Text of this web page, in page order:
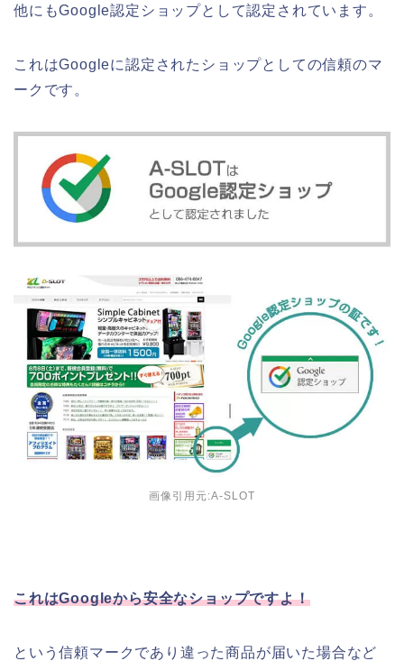
他にもGoogle認定ショップとして認定されています。
これはGoogleに認定されたショップとしての信頼のマ
ークです。
画像引用元:A-SLOT
これはGoogleから安全なショップですよ！
という信頼マークであり違った商品が届いた場合など